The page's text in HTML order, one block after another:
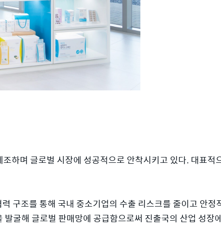
하며 글로벌 시장에 성공적으로 안착시키고 있다. 대표적
구조를 통해 국내 중소기업의 수출 리스크를 줄이고 안정
굴해 글로벌 판매망에 공급함으로써 진출국의 산업 성장